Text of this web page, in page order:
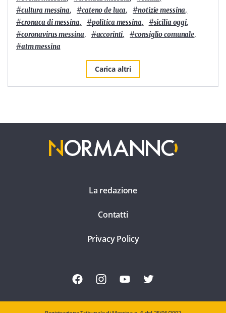
#cultura messina, #cateno de luca, #notizie messina,
#cronaca di messina, #politica messina, #sicilia oggi,
#coronavirus messina, #accorinti, #consiglio comunale,
#atm messina
Carica altri
La redazione
Contatti
Privacy Policy